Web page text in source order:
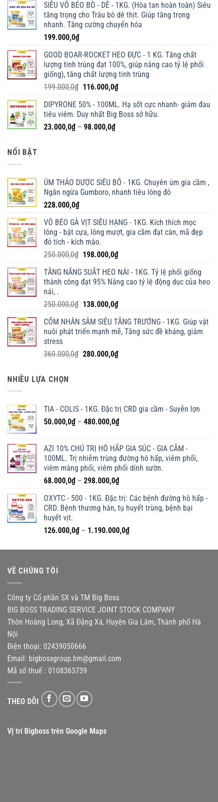
SIÊU VỖ BÉO BÒ - DÊ - 1KG. (Hòa tan hoàn toàn) Siêu
tăng trọng cho Trâu bò dê thịt. Giúp tăng trọng
nhanh. Tăng cường chuyển hóa
199.000,0₫
GOOD BOAR-ROCKET HEO ĐỰC - 1 KG. Tăng chất
lượng tinh trùng đạt 100%, giúp nâng cao tỷ lệ phối
giống), tăng chất lượng tinh trùng
199.000,0₫ Giá
là:
199.000,0₫.
116.000,0₫Giá
tại
là:
DIPYRONE 50% - 100ML. Hạ sốt cực nhanh- giảm đau
tiêu viêm. Duy nhất Big Boss sở hữu.
23.000,0₫ – 98.000,0₫Khoảng
98.000,0₫
NỔI BẬT
ÚM THẢO DƯỢC SIÊU BỔ - 1KG. Chuyên úm gia cầm ,
Ngăn ngừa Gumboro, nhanh tiêu lòng đỏ
228.000,0₫
VỖ BÉO GÀ VỊT SIÊU HẠNG - 1KG. Kích thích mọc
lông - bật cựa, lông mượt, gia cầm đạt cân, mã đẹp
đỏ tích - kích mào.
250.000,0₫ Giá
là:
250.000,0₫.
198.000,0₫Giá
tại
là:
TĂNG NĂNG SUẤT HEO NÁI - 1KG. Tỷ lệ phối giống
thành công đạt 95% Nâng cao tỷ lệ động dục của heo
nái, .
250.000,0₫ Giá
là:
250.000,0₫.
138.000,0₫Giá
tại
là:
CỐM NHÂN SÂM SIÊU TĂNG TRƯỞNG - 1KG. Giúp vật
nuôi phát triển mạnh mẽ, Tăng sức đề kháng, giảm
stress
360.000,0₫ Giá
280.000,0₫Giá
NHIỀU LỰA CHỌN
TIA - COLIS - 1KG. Đặc trị CRD gia cầm - Suyễn lợn
50.000,0₫ – 480.000,0₫Khoảng
50.000,0₫
đến
480.000,0₫
AZI 10% CHỦ TRỊ HÔ HẤP GIA SÚC - GIA CẦM -
100ML. Trị nhiễm trùng đường hô hấp, viêm phổi,
viêm màng phổi, viêm phổi dính sườn.
68.000,0₫ – 298.000,0₫Khoảng
từ
68.000,0₫
298.000,0₫
OXYTC - 500 - 1KG. Đặc trị: Các bệnh đường hô hấp -
CRD. Bệnh thương hàn, tụ huyết trùng, bệnh bại
huyết vịt.
126.000,0₫ – 1.190.000,0₫Khoảng
từ
VỀ CHÚNG TÔI
Công ty Cổ phần SX và TM Big Boss
BIG BOSS TRADING SERVICE JOINT STOCK COMPANY
Thôn Hoàng Long, Xã Đặng Xá, Huyện Gia Lâm, Thành phố Hà
Nội
Điện thoại: 02439050666
Email: bigbossgroup.hm@gmail.com
Mã số thuế : 0108363739
THEO DÕI
Vị trí Bigboss trên Google Maps